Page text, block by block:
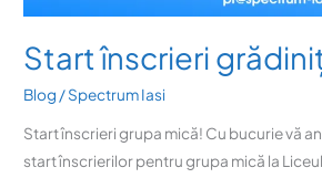
Start înscrieri
Blog /Spectrum Iasi
Start înscrieri grupa mică! Cu bucurie vă
start înscrierilor pentru grupa mică la